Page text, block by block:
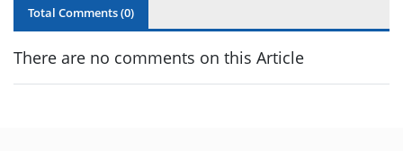
Total Comments (0)
There are no comments on this Article